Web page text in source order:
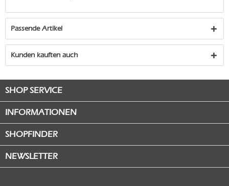
Passende Artikel
Kunden kauften auch
SHOP SERVICE
INFORMATIONEN
SHOPFINDER
NEWSLETTER